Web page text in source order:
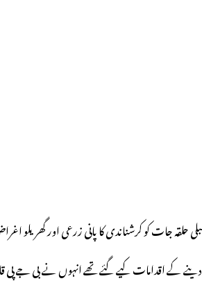
جات کو کرشناندی کا پانی زرعی اور گھریلو
کے اقدامات کیے گئے تھے انہوں نے بی جے پی